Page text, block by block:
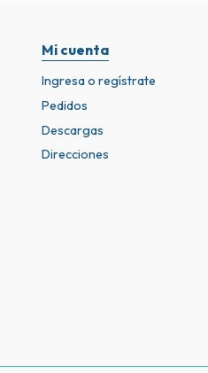
Mi cuenta
Ingresa o regístrate
Pedidos
Descargas
Direcciones